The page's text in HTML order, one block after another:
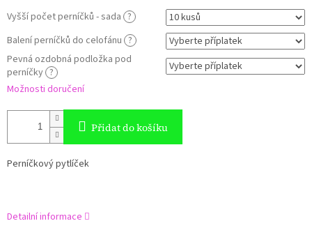
Vyšší počet perníčků - sada ?
Balení perníčků do celofánu ?
Pevná ozdobná podložka pod
perníčky ?
Možnosti doručení
Přidat do košíku
Perníčkový pytlíček
Detailní informace